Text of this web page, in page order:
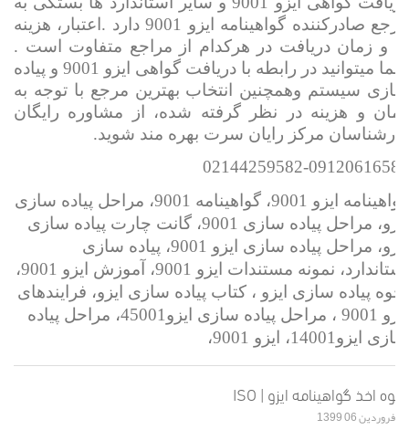
مرجع صادرکننده گواهینامه ایزو 9001 دارد .اعتبار، هزینه
ها و زمان دریافت در هرکدام از مراجع متفاوت است .
شما میتوانید در رابطه با دریافت گواهی ایزو 9001 و پیاده
سازی سیستم وهمچنین انتخاب بهترین مرجع با توجه به
زمان و هزینه در نظر گرفته شده، از مشاوره رایگان
کارشناسان مرکز رایان سرت بهره مند شوید.
02144259582-09120616580
گواهینامه ایزو 9001، گواهینامه 9001، مراحل پیاده سازی
ایزو، مراحل پیاده سازی 9001، گانت چارت پیاده سازی
ایزو، مراحل پیاده سازی ایزو 9001، پیاده سازی
استاندارد، نمونه مستندات ایزو 9001، آموزش ایزو 9001،
نحوه پیاده سازی ایزو ، کتاب پیاده سازی ایزو، فرایندهای
ایزو 9001 ، مراحل پیاده سازی ایزو45001، مراحل پیاده
سازی ایزو14001، ایزو 9001،
نحوه اخذ گواهینامه ایزو | ISO
فروردين 06 1399